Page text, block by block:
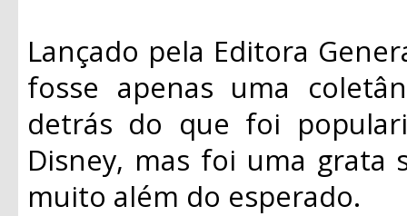
Lançado pela Editora
fosse apenas uma
detrás do que foi
Disney, mas foi uma grata
muito além do esperado.